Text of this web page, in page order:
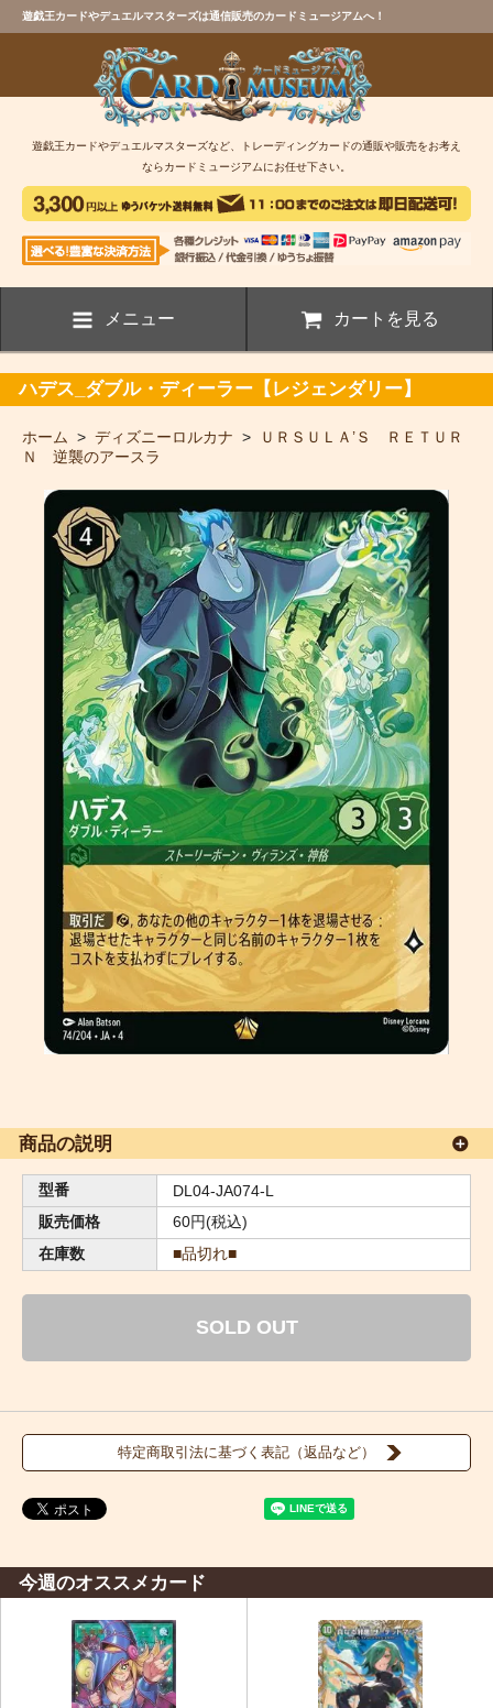
遊戯王カードやデュエルマスターズは通信販売のカードミュージアムへ！
遊戯王カードやデュエルマスターズなど、トレーディングカードの通販や販売をお考え
ならカードミュージアムにお任せ下さい。
メニュー カートを見る
ハデス_ダブル・ディーラー【レジェンダリー】
ホーム > ディズニーロルカナ >
ＵＲＳＵＬＡ’Ｓ ＲＥＴＵＲ
Ｎ 逆襲のアースラ
商品の説明
型番
DL04-JA074-L
販売価格
60円(税込)
在庫数
■品切れ■
SOLD OUT
特定商取引法に基づく表記（返品など）
今週のオススメカード